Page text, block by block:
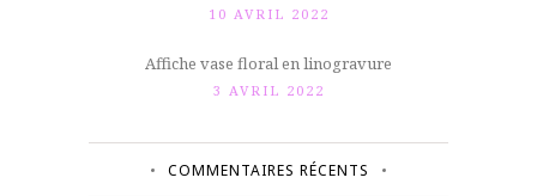
10 AVRIL 2022
Affiche vase floral en linogravure
3 AVRIL 2022
COMMENTAIRES RÉCENTS